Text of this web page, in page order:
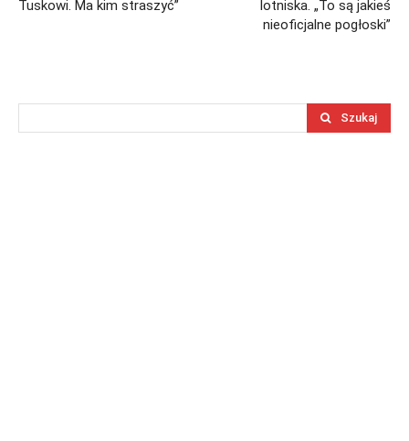
Tuskowi. Ma kim straszyć”
lotniska. „To są jakieś
nieoficjalne pogłoski”
Szukaj